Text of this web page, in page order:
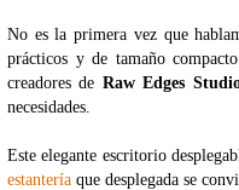
No es la primera vez que
prácticos y de tamaño
creadores de Raw Edges
necesidades.
Este elegante escritorio
estantería que desplegada se